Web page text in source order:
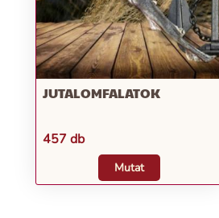
JUTALOMFALATOK
457 db
Mutat